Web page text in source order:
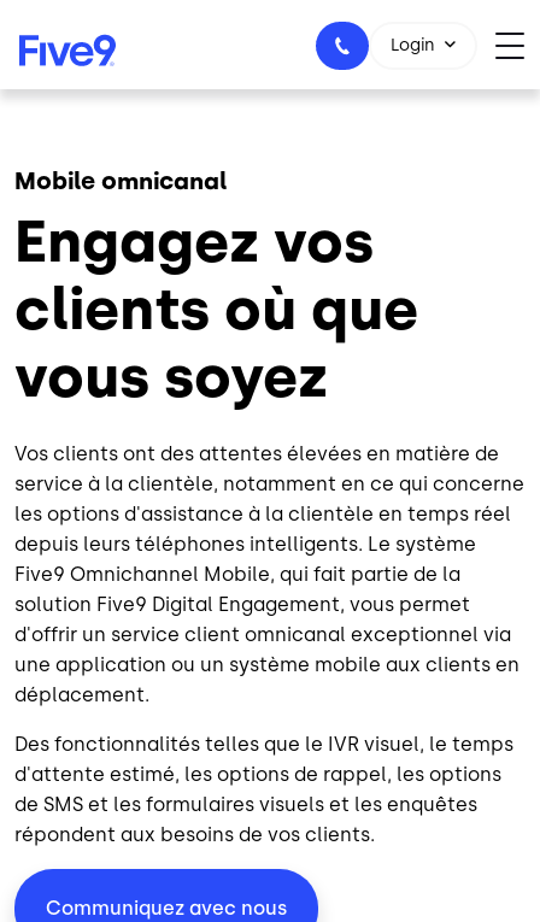
Login
Mobile omnicanal
Engagez vos
clients où que
vous soyez
Vos clients ont des attentes élevées en matière de
service à la clientèle, notamment en ce qui concerne
les options d'assistance à la clientèle en temps réel
depuis leurs téléphones intelligents. Le système
Five9 Omnichannel Mobile, qui fait partie de la
solution Five9 Digital Engagement, vous permet
d'offrir un service client omnicanal exceptionnel via
une application ou un système mobile aux clients en
déplacement.
Des fonctionnalités telles que le IVR visuel, le temps
d'attente estimé, les options de rappel, les options
de SMS et les formulaires visuels et les enquêtes
répondent aux besoins de vos clients.
Communiquez avec nous